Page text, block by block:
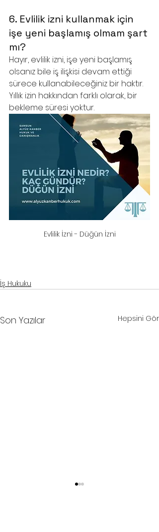
6. Evlilik izni kullanmak için
işe yeni başlamış olmam şart
mı?
Hayır, evlilik izni, işe yeni başlamış
olsanız bile iş ilişkisi devam ettiği
sürece kullanabileceğiniz bir haktır.
Yıllık izin hakkından farklı olarak, bir
bekleme süresi yoktur.
Evlilik İzni - Düğün İzni
İş Hukuku
Son Yazılar Hepsini Gör